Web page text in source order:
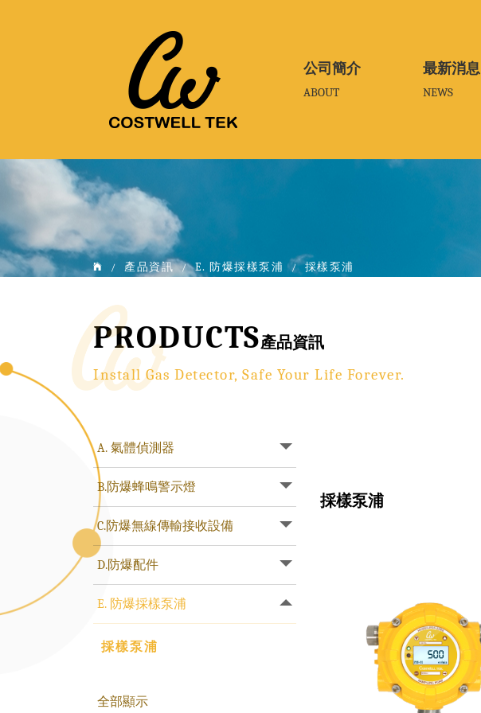
公司簡介
ABOUT
公司簡介
ABOUT
最新消息
NEWS
最新消息
NEWS
/ 產品資訊 / E. 防爆採樣泵浦 / 採樣泵浦
PRODUCTS產品資訊
Install Gas Detector, Safe Your Life Forever.
A. 氣體偵測器
B.防爆蜂鳴警示燈
C.防爆無線傳輸接收設備
D.防爆配件
E. 防爆採樣泵浦
採樣泵浦
全部顯示
採樣泵浦